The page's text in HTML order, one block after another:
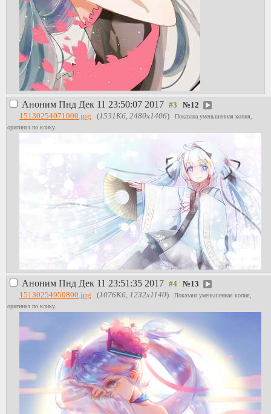
Аноним Пнд Дек 11 23:50:07 2017 №12
15130254071000.jpg (1531Кб, 2480x1406)
Показана уменьшенная копия,
оригинал по клику.
Аноним Пнд Дек 11 23:51:35 2017 №13
15130254950800.jpg (1076Кб, 1232x1140)
Показана уменьшенная копия,
оригинал по клику.